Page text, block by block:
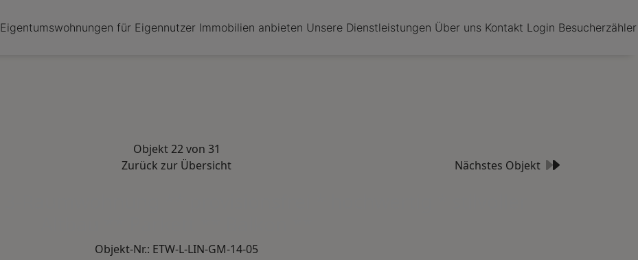
Eigentumswohnungen für Eigennutzer Immobilien anbieten Unsere Dienstleistungen Über uns Kontakt Login Besucherzähler
Objekt 22 von 31
Nächstes Objekt
Zurück zur Übersicht
Objekt-Nr.: ETW-L-LIN-GM-14-05